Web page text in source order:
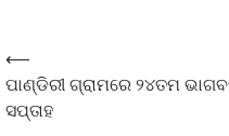
⟵
ପାଣ୍ଡିରୀ ଗ୍ରାମରେ ୨୪ତମ
ସପ୍ତାହ